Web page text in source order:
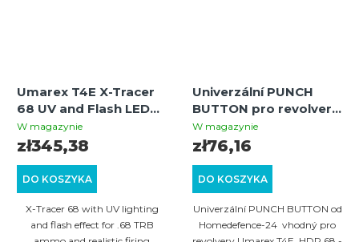
Umarex T4E X-Tracer
68 UV and Flash LED
Muzzle Device for HDX
68 and TX 68
W magazynie
DO KOSZYKA
zł345,38
X-Tracer 68 with UV lighting
and flash effect for .68 TRB
Univerzální PUNCH
BUTTON pro revolvery
Umarex T4E
HDR/TR.68 - černý
W magazynie
DO KOSZYKA
zł76,16
Univerzální PUNCH BUTTON od
Homedefence-24 vhodný pro